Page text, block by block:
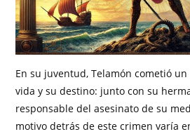
En su juventud, Telamón cometió
vida y su destino: junto con su
responsable del asesinato de su
motivo detrás de este crimen varía